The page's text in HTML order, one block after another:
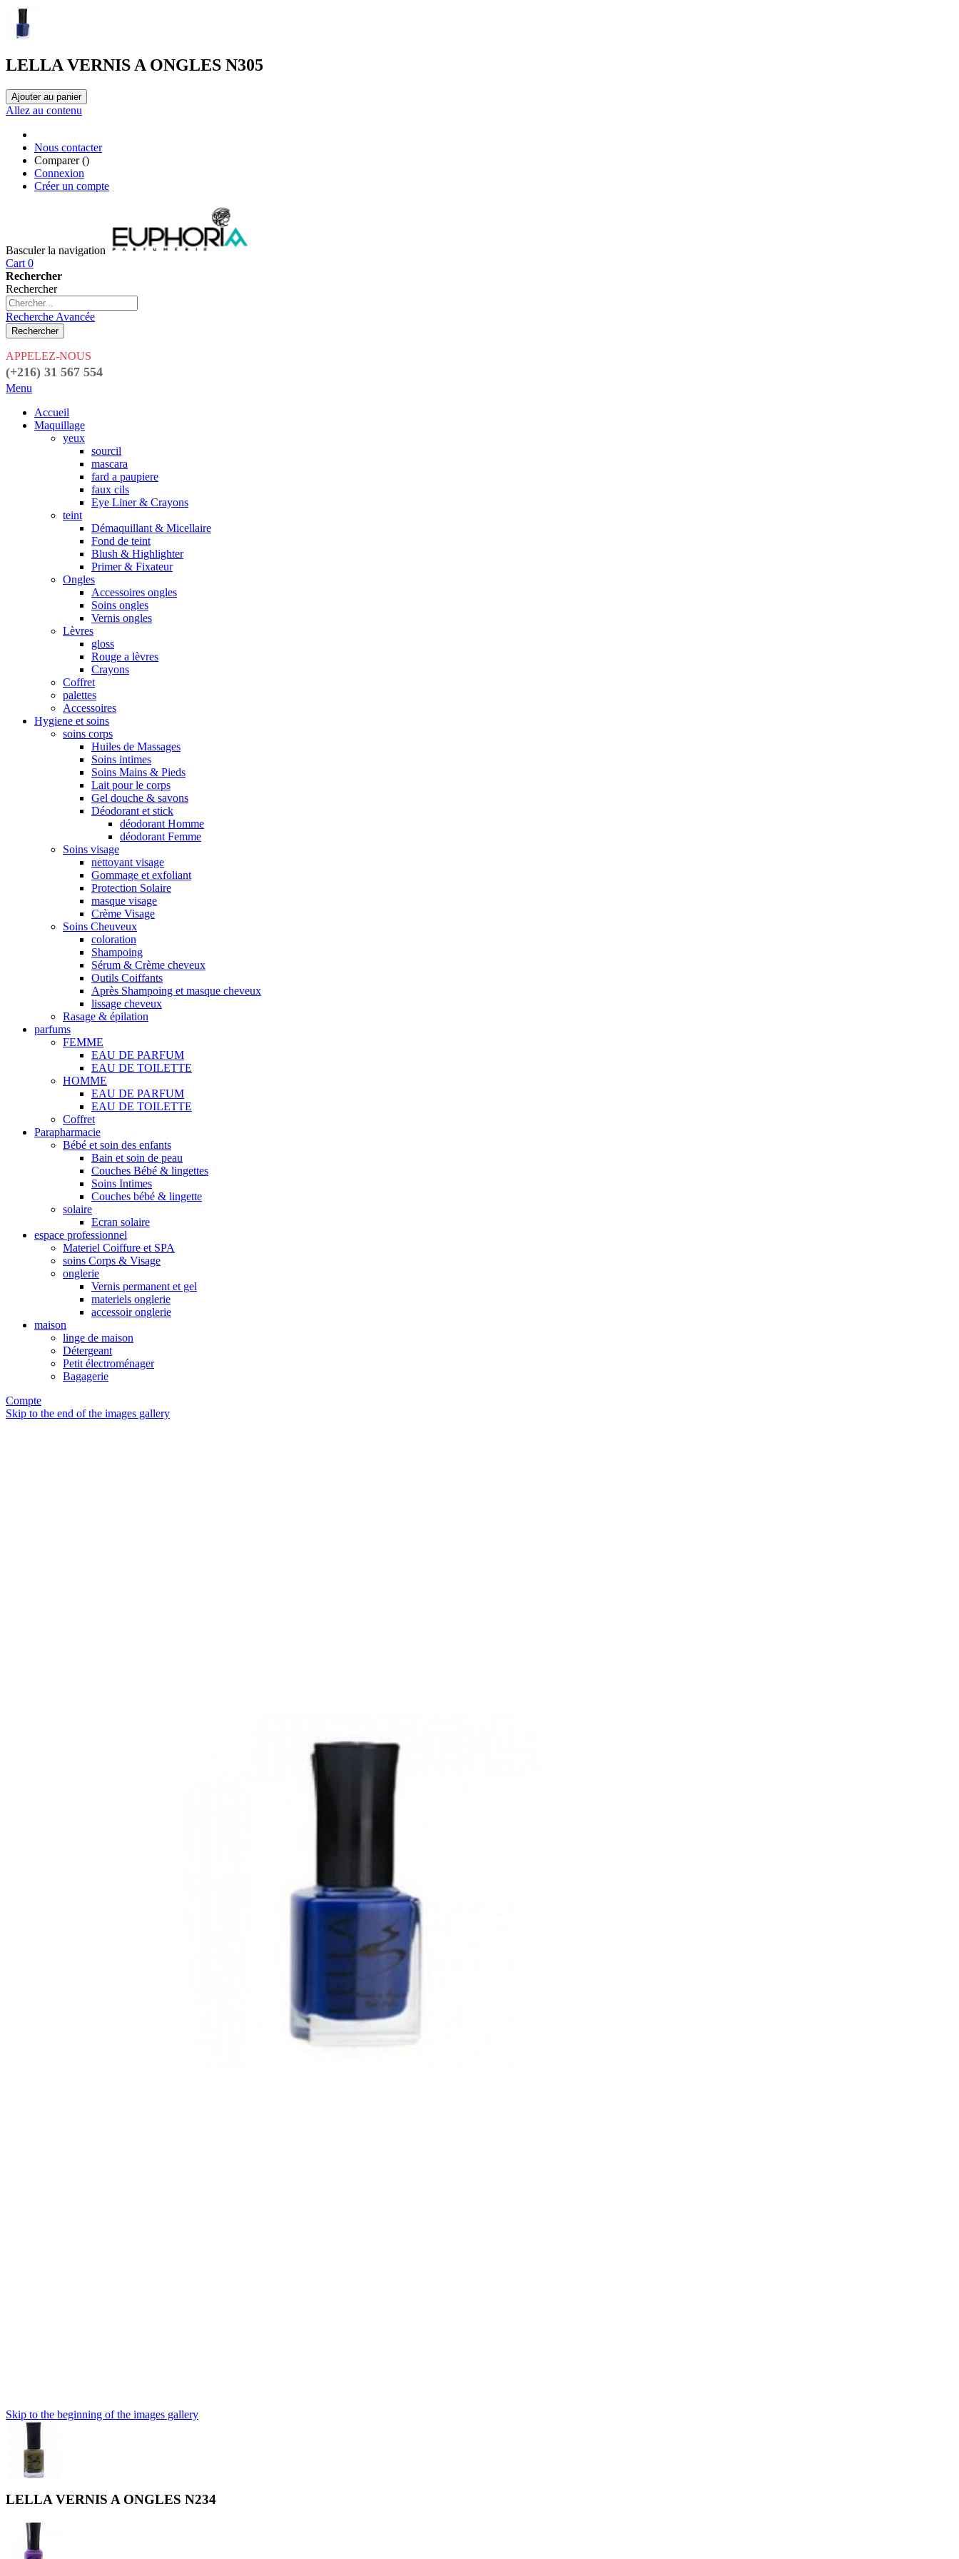
LELLA VERNIS A ONGLES N305
Ajouter au panier
Allez au contenu
Nous contacter
Comparer ()
Connexion
Créer un compte
Basculer la navigation
Cart 0
Rechercher
Rechercher
Recherche Avancée
Rechercher
APPELEZ-NOUS
(+216) 31 567 554
Menu
Accueil
Maquillage
yeux
sourcil
mascara
fard a paupiere
faux cils
Eye Liner & Crayons
teint
Démaquillant & Micellaire
Fond de teint
Blush & Highlighter
Primer & Fixateur
Ongles
Accessoires ongles
Soins ongles
Vernis ongles
Lèvres
gloss
Rouge a lèvres
Crayons
Coffret
palettes
Accessoires
Hygiene et soins
soins corps
Huiles de Massages
Soins intimes
Soins Mains & Pieds
Lait pour le corps
Gel douche & savons
Déodorant et stick
déodorant Homme
déodorant Femme
Soins visage
nettoyant visage
Gommage et exfoliant
Protection Solaire
masque visage
Crème Visage
Soins Cheuveux
coloration
Shampoing
Sérum & Crème cheveux
Outils Coiffants
Après Shampoing et masque cheveux
lissage cheveux
Rasage & épilation
parfums
FEMME
EAU DE PARFUM
EAU DE TOILETTE
HOMME
EAU DE PARFUM
EAU DE TOILETTE
Coffret
Parapharmacie
Bébé et soin des enfants
Bain et soin de peau
Couches Bébé & lingettes
Soins Intimes
Couches bébé & lingette
solaire
Ecran solaire
espace professionnel
Materiel Coiffure et SPA
soins Corps & Visage
onglerie
Vernis permanent et gel
materiels onglerie
accessoir onglerie
maison
linge de maison
Détergeant
Petit électroménager
Bagagerie
Compte
Skip to the end of the images gallery
Skip to the beginning of the images gallery
LELLA VERNIS A ONGLES N234